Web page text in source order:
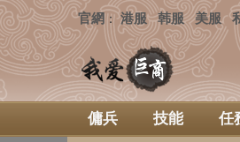
官網 ：港服 韩服 美服
傭兵 技能 任